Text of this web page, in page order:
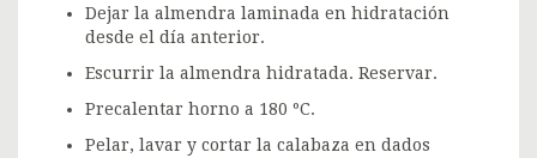
Dejar la almendra laminada en hidratación
desde el día anterior.
Escurrir la almendra hidratada. Reservar.
Precalentar horno a 180 ºC.
Pelar, lavar y cortar la calabaza en dados